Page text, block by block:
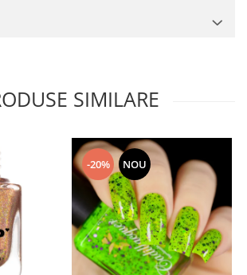
SIMILARE
-20% NOU